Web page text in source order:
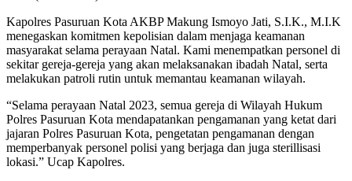
Kapolres Pasuruan Kota AKBP Makung Ismoyo Jati, S.I.K., M.I.K
menegaskan komitmen kepolisian dalam menjaga keamanan
masyarakat selama perayaan Natal. Kami menempatkan personel di
sekitar gereja-gereja yang akan melaksanakan ibadah Natal, serta
melakukan patroli rutin untuk memantau keamanan wilayah.
“Selama perayaan Natal 2023, semua gereja di Wilayah Hukum
Polres Pasuruan Kota mendapatankan pengamanan yang ketat dari
jajaran Polres Pasuruan Kota, pengetatan pengamanan dengan
memperbanyak personel polisi yang berjaga dan juga sterillisasi
lokasi.” Ucap Kapolres.